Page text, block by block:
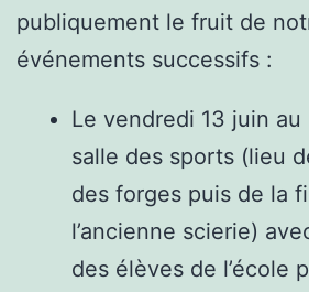
publiquement le fruit de
événements successifs :
Le vendredi 13 juin au
salle des sports (lieu
des forges puis de la
l’ancienne scierie)
des élèves de l’école